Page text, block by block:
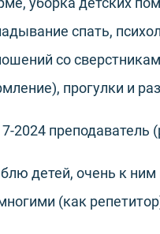
спать,
со
прогулки и
2024 преподаватель
детей, очень к ним
(как